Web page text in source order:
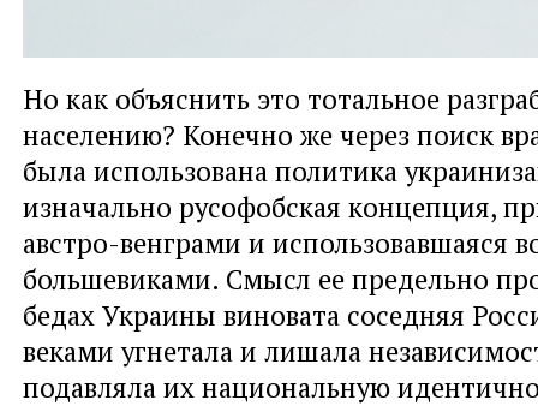
Но как объяснить это тотальное
населению? Конечно же через поиск
была использована политика
изначально русофобская концепция,
австро-венграми и использовавшаяся
большевиками. Смысл ее предельно
бедах Украины виновата соседняя
веками угнетала и лишала
подавляла их национальную